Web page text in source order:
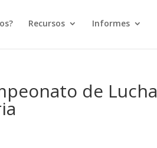
Recursos Informes
de Lucha